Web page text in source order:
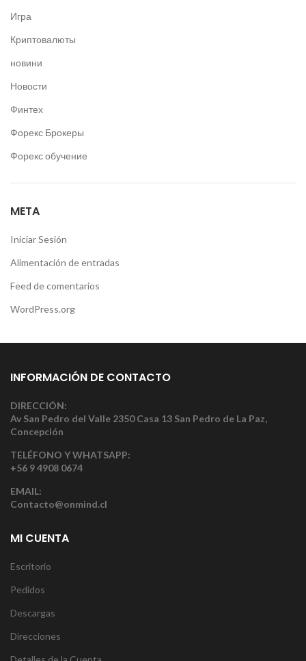
Игра
Криптовалюты
новини
Новости
Финтех
Форекс Брокеры
Форекс обучение
META
Iniciar Sesión
Alimentación de entradas
Feed de comentarios
WordPress.org
INFORMACIÓN DE CONTACTO
DIRECCIÓN:
Av San Pedro del Valle 2350 Casa 13 San Pedro de La Paz,
Concepción
TELÉFONO Y WHATSAPP:
+56 9 4908 0674
EMAIL:
Contacto@onmind.cl
MI CUENTA
Escritorio
Pedidos
Descargas
Direcciones